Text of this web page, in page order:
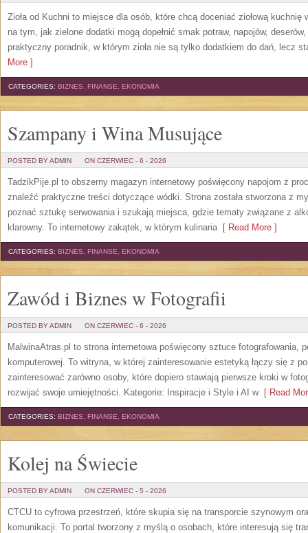
Zioła od Kuchni to miejsce dla osób, które chcą doceniać ziołową
na tym, jak zielone dodatki mogą dopełnić smak potraw, napojów,
praktyczny poradnik, w którym zioła nie są tylko dodatkiem do dań, lecz
More ]
CATEGORIES: BIZNES, FINANSE, EKONOMIA
Szampany i Wina Musujące
POSTED BY ADMIN ON CZERWIEC - 6 - 2026
TadzikPije.pl to obszerny magazyn internetowy poświęcony napojom z
znaleźć praktyczne treści dotyczące wódki. Strona została stworzona z
poznać sztukę serwowania i szukają miejsca, gdzie tematy związane z
klarowny. To internetowy zakątek, w którym kulinaria[ Read More ]
CATEGORIES: BIZNES, FINANSE, EKONOMIA
Zawód i Biznes w Fotografii
POSTED BY ADMIN ON CZERWIEC - 6 - 2026
MalwinaAtras.pl to strona internetowa poświęcony sztuce fotografowania,
komputerowej. To witryna, w której zainteresowanie estetyką łączy się z
zainteresować zarówno osoby, które dopiero stawiają pierwsze kroki w
rozwijać swoje umiejętności. Kategorie: Inspiracje i Style i AI w[ Read
CATEGORIES: BIZNES, FINANSE, EKONOMIA
Kolej na Świecie
POSTED BY ADMIN ON CZERWIEC - 5 - 2026
CTCU to cyfrowa przestrzeń, które skupia się na transporcie szynowym
komunikacji. To portal tworzony z myślą o osobach, które interesują się